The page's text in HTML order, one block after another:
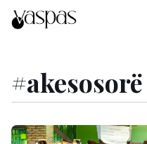
#akesosorë